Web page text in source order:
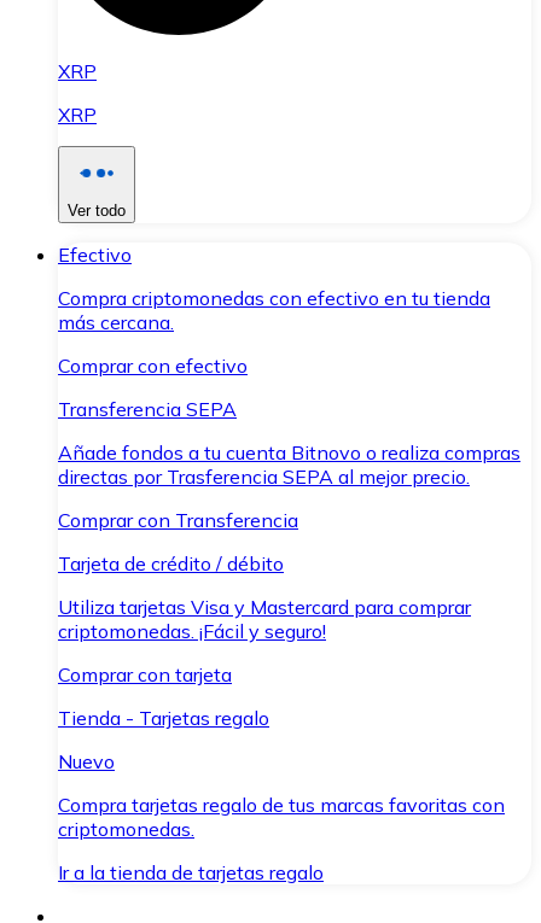
XRP
XRP
Ver todo
Efectivo
Compra criptomonedas con efectivo en tu tienda
más cercana.
Comprar con efectivo
Transferencia SEPA
Añade fondos a tu cuenta Bitnovo o realiza compras
directas por Trasferencia SEPA al mejor precio.
Comprar con Transferencia
Tarjeta de crédito / débito
Utiliza tarjetas Visa y Mastercard para comprar
criptomonedas. ¡Fácil y seguro!
Comprar con tarjeta
Tienda - Tarjetas regalo
Nuevo
Compra tarjetas regalo de tus marcas favoritas con
criptomonedas.
Ir a la tienda de tarjetas regalo